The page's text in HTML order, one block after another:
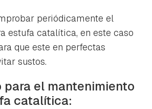
periódicamente el
estufa catalítica, en este caso
que este en perfectas
sustos.
para el mantenimiento
catalítica: